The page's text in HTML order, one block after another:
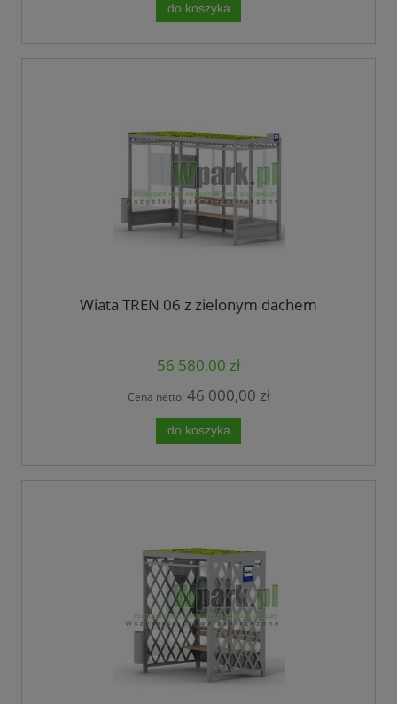
do koszyka
Wiata TREN 06 z zielonym dachem
56 580,00 zł
Cena netto: 46 000,00 zł
do koszyka